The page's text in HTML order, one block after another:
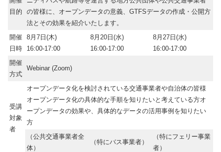
目的
の皆様に、オープンデータの意義、GTFSデータの作成・公開方
法とその効果を紹介いたします。
開催
日時
8月7日(木)
16:00-17:00
8月20日(水)
16:00-17:00
8月27日(水)
16:00-17:00
開催
方式
Webinar (Zoom)
受講
対象
者
オープンデータ化を検討されている交通事業者や自治体の皆様
オープンデータ化の具体的な手順を知りたいと考えている方オ
ープンデータの効果や、具体的なデータの活用事例を知りたい
方
（公共交通事業者全
体）
（特にバス事業者）
（特にフェリー事業
者）